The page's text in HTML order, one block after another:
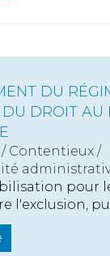
DU
DROIT AU
/ Contentieux /
pour
l'exclusion,